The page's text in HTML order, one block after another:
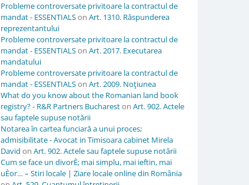
Probleme controversate privitoare la contractul de
mandat - ESSENTIALSon Art. 1310. Răspunderea
reprezentantului
Probleme controversate privitoare la contractul de
mandat - ESSENTIALSon Art. 2017. Executarea
mandatului
Probleme controversate privitoare la contractul de
mandat - ESSENTIALSon Art. 2009. Noţiunea
What do you know about the Romanian land book
registry? - R&R Partners Buchareston Art. 902. Actele
sau faptele supuse notării
Notarea în cartea funciară a unui proces;
admisibilitate - Avocat in Timisoara cabinet Mirela
David on Art. 902. Actele sau faptele supuse notării
Cum se face un divorÈ; mai simplu, mai ieftin, mai
uÈor… – Stiri locale | Ziare locale online din România